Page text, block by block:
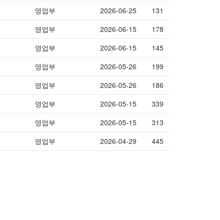
영업부 2026-06-25
131
영업부 2026-06-15
178
영업부 2026-06-15
145
영업부 2026-05-26
199
영업부 2026-05-26
186
영업부 2026-05-15
339
영업부 2026-05-15
313
영업부 2026-04-29 445